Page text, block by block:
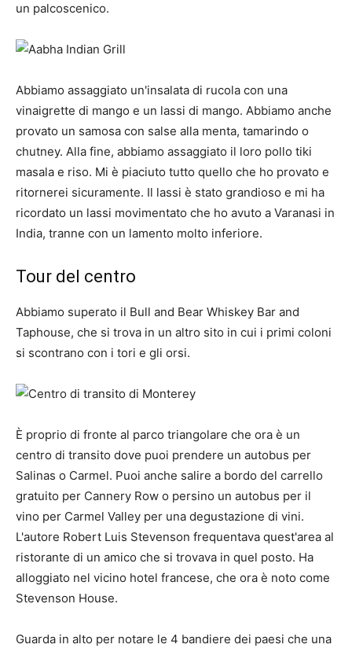
un palcoscenico.
Abbiamo assaggiato un'insalata di rucola con una
vinaigrette di mango e un lassi di mango. Abbiamo anche
provato un samosa con salse alla menta, tamarindo o
chutney. Alla fine, abbiamo assaggiato il loro pollo tiki
masala e riso. Mi è piaciuto tutto quello che ho provato e
ritornerei sicuramente. Il lassi è stato grandioso e mi ha
ricordato un lassi movimentato che ho avuto a Varanasi in
India, tranne con un lamento molto inferiore.
Tour del centro
Abbiamo superato il Bull and Bear Whiskey Bar and
Taphouse, che si trova in un altro sito in cui i primi coloni
si scontrano con i tori e gli orsi.
È proprio di fronte al parco triangolare che ora è un
centro di transito dove puoi prendere un autobus per
Salinas o Carmel. Puoi anche salire a bordo del carrello
gratuito per Cannery Row o persino un autobus per il
vino per Carmel Valley per una degustazione di vini.
L'autore Robert Luis Stevenson frequentava quest'area al
ristorante di un amico che si trovava in quel posto. Ha
alloggiato nel vicino hotel francese, che ora è noto come
Stevenson House.
Guarda in alto per notare le 4 bandiere dei paesi che una